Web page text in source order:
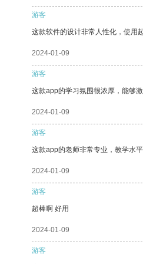
游客
这款软件的设计非常人性化，使用
2024-01-09
游客
这款app的学习氛围很浓厚，能够
2024-01-09
游客
这款app的老师非常专业，教学水
2024-01-09
游客
超棒啊 好用
2024-01-09
游客